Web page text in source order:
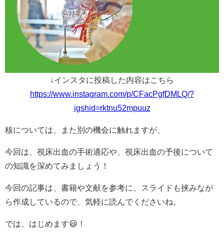
↓インスタに投稿した内容はこちら
https://www.instagram.com/p/CFacPgfDMLQ/?
igshid=rktnu52mpuuz
核については、また別の機会に触れますが、
今回は、視床出血の手術適応や、視床出血の予後について
の知識を深めてみましょう！
今回の記事は、書籍や文献を参考に、スライドも挟みなが
ら作成しているので、気軽に読んでくださいね。
では、はじめます😃！